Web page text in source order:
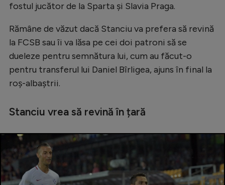
fostul jucător de la Sparta și Slavia Praga.
Rămâne de văzut dacă Stanciu va prefera să revină
la FCSB sau îi va lăsa pe cei doi patroni să se
dueleze pentru semnătura lui, cum au făcut-o
pentru transferul lui Daniel Bîrligea, ajuns în final la
roș-albaștrii.
Stanciu vrea să revină în țară